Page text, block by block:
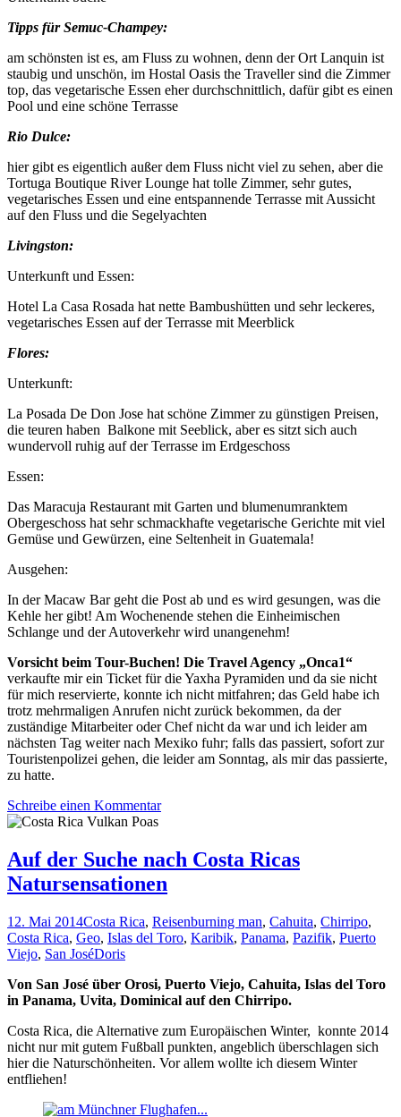
Tipps für Semuc-Champey:
am schönsten ist es, am Fluss zu wohnen, denn der Ort Lanquin ist
staubig und unschön, im Hostal Oasis the Traveller sind die Zimmer
top, das vegetarische Essen eher durchschnittlich, dafür gibt es einen
Pool und eine schöne Terrasse
Rio Dulce:
hier gibt es eigentlich außer dem Fluss nicht viel zu sehen, aber die
Tortuga Boutique River Lounge hat tolle Zimmer, sehr gutes,
vegetarisches Essen und eine entspannende Terrasse mit Aussicht
auf den Fluss und die Segelyachten
Livingston:
Unterkunft und Essen:
Hotel La Casa Rosada hat nette Bambushütten und sehr leckeres,
vegetarisches Essen auf der Terrasse mit Meerblick
Flores:
Unterkunft:
La Posada De Don Jose hat schöne Zimmer zu günstigen Preisen,
die teuren haben Balkone mit Seeblick, aber es sitzt sich auch
wundervoll ruhig auf der Terrasse im Erdgeschoss
Essen:
Das Maracuja Restaurant mit Garten und blumenumranktem
Obergeschoss hat sehr schmackhafte vegetarische Gerichte mit viel
Gemüse und Gewürzen, eine Seltenheit in Guatemala!
Ausgehen:
In der Macaw Bar geht die Post ab und es wird gesungen, was die
Kehle her gibt! Am Wochenende stehen die Einheimischen
Schlange und der Autoverkehr wird unangenehm!
Vorsicht beim Tour-Buchen! Die Travel Agency „Onca1“
verkaufte mir ein Ticket für die Yaxha Pyramiden und da sie nicht
für mich reservierte, konnte ich nicht mitfahren; das Geld habe ich
trotz mehrmaligen Anrufen nicht zurück bekommen, da der
zuständige Mitarbeiter oder Chef nicht da war und ich leider am
nächsten Tag weiter nach Mexiko fuhr; falls das passiert, sofort zur
Touristenpolizei gehen, die leider am Sonntag, als mir das passierte,
zu hatte.
Schreibe einen Kommentar
Auf der Suche nach Costa Ricas
Natursensationen
12. Mai 2014Costa Rica, Reisenburning man, Cahuita, Chirripo,
Costa Rica, Geo, Islas del Toro, Karibik, Panama, Pazifik, Puerto
Viejo, San JoséDoris
Von San José über Orosi, Puerto Viejo, Cahuita, Islas del Toro
in Panama, Uvita, Dominical auf den Chirripo.
Costa Rica, die Alternative zum Europäischen Winter, konnte 2014
nicht nur mit gutem Fußball punkten, angeblich überschlagen sich
hier die Naturschönheiten. Vor allem wollte ich diesem Winter
entfliehen!